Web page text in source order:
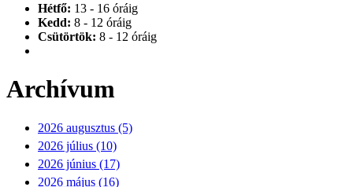
Hétfő: 13 - 16 óráig
Kedd: 8 - 12 óráig
Csütörtök: 8 - 12 óráig
Archívum
2026 augusztus (5)
2026 július (10)
2026 június (17)
2026 május (16)